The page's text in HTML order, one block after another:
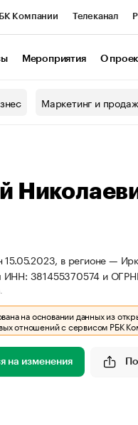
Компании Телеканал
Мероприятия О
Маркетинг и
в регионе —
ИНН: 381455370574 и
на основании данных из
отношений с сервисом РБК
на изменения